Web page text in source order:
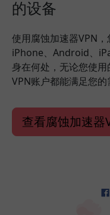
的设备
使用腐蚀加速器VPN
iPhone、Android、
身在何处，无论您使
VPN账户都能满足您的
查看腐蚀加速器